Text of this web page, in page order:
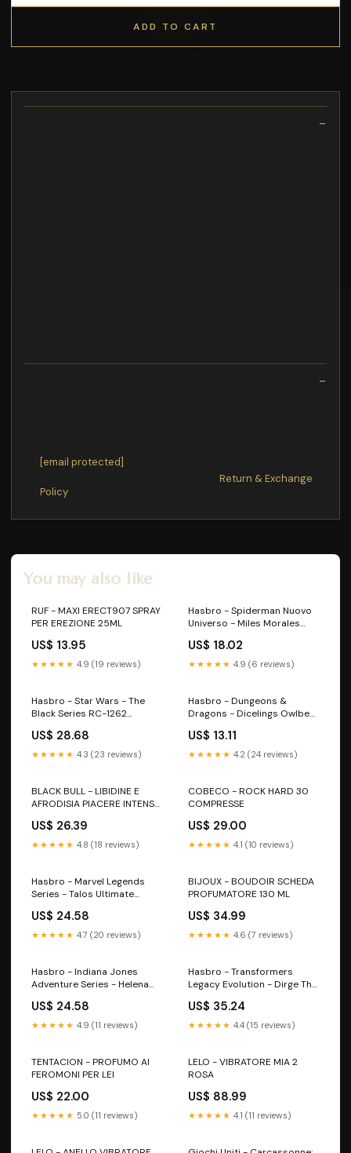
ADD TO CART
[email protected]
Return & Exchange
Policy
You may also like
RUF - MAXI ERECT907 SPRAY
PER EREZIONE 25ML
US$ 13.95
★★★★★ 4.9 (19 reviews)
Hasbro - Spiderman Nuovo
Universo - Miles Morales
Colour
US$ 18.02
★★★★★ 4.9 (6 reviews)
Hasbro - Star Wars - The
Black Series RC-1262
40000
US$ 28.68
★★★★★ 4.3 (23 reviews)
Hasbro - Dungeons &
Dragons - Dicelings Owlbear
US$ 13.11
★★★★★ 4.2 (24 reviews)
BLACK BULL - LIBIDINE E
AFRODISIA PIACERE INTENSO
US$ 26.39
★★★★★ 4.8 (18 reviews)
COBECO - ROCK HARD 30
COMPRESSE
US$ 29.00
★★★★★ 4.1 (10 reviews)
Hasbro - Marvel Legends
Series - Talos Ultimate
US$ 24.58
★★★★★ 4.7 (20 reviews)
BIJOUX - BOUDOIR SCHEDA
PROFUMATORE 130 ML
US$ 34.99
★★★★★ 4.6 (7 reviews)
Hasbro - Indiana Jones
Adventure Series - Helena
Preorder
US$ 24.58
★★★★★ 4.9 (11 reviews)
Hasbro - Transformers
Legacy Evolution - Dirge The
US$ 35.24
★★★★★ 4.4 (15 reviews)
TENTACION - PROFUMO AI
FEROMONI PER LEI
US$ 22.00
★★★★★ 5.0 (11 reviews)
LELO - VIBRATORE MIA 2
ROSA
US$ 88.99
★★★★★ 4.1 (11 reviews)